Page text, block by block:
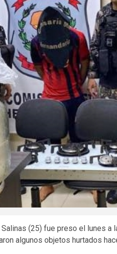
(25) fue preso el lunes a
algunos objetos hurtados